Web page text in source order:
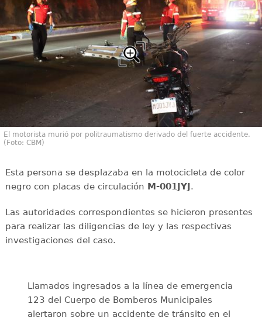
El motorista murió por politraumatismo derivado del fuerte accidente.
(Foto: CBM)
Esta persona se desplazaba en la motocicleta de color
negro con placas de circulación M-001JYJ .
Las autoridades correspondientes se hicieron presentes
para realizar las diligencias de ley y las respectivas
investigaciones del caso.
Llamados ingresados a la línea de emergencia
123 del Cuerpo de Bomberos Municipales
alertaron sobre un accidente de tránsito en el